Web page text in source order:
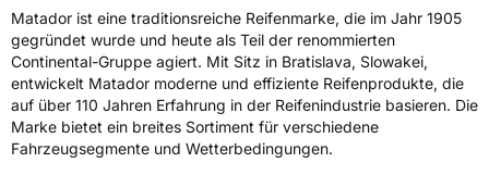
Allgemeine Produktsicherheit (GPSR)
HerstellerkontaktContinental Reifen Deutschland GmbH,
Continental-Plaza 1 30175 Hannover
Deutschland,
customerservice_tires@conti.de
Matador ist eine traditionsreiche Reifenmarke, die im Jahr 1905
gegründet wurde und heute als Teil der renommierten
Continental-Gruppe agiert. Mit Sitz in Bratislava, Slowakei,
entwickelt Matador moderne und effiziente Reifenprodukte, die
auf über 110 Jahren Erfahrung in der Reifenindustrie basieren. Die
Marke bietet ein breites Sortiment für verschiedene
Fahrzeugsegmente und Wetterbedingungen.